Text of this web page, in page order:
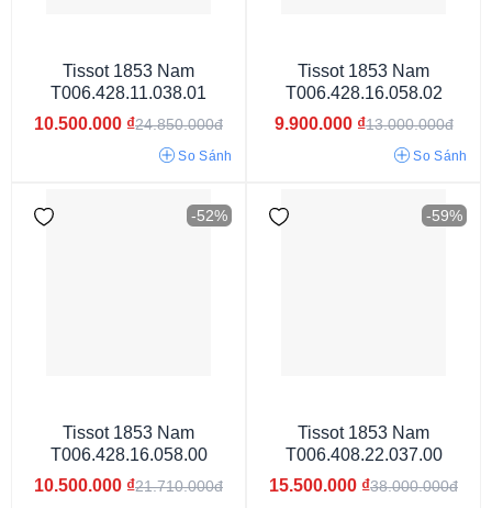
Tissot 1853 Nam
T006.428.11.038.01
10.500.000 ₫24.850.000đ
So Sánh
Tissot 1853 Nam
T006.428.16.058.02
9.900.000 ₫13.000.000đ
So Sánh
-52%
Tissot 1853 Nam
T006.428.16.058.00
10.500.000 ₫21.710.000đ
-59%
Tissot 1853 Nam
T006.408.22.037.00
15.500.000 ₫38.000.000đ